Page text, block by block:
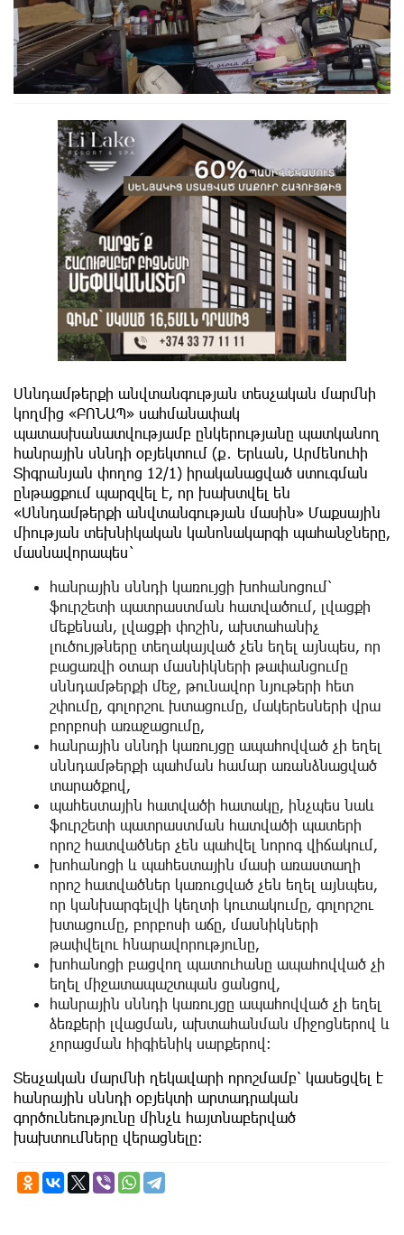
Սննդամթերքի անվտանգության տեսչական մարմնի
կողմից «ԲՈՆԱՊ» սահմանափակ
պատասխանատվությամբ ընկերությանը պատկանող
հանրային սննդի օբյեկտում (ք․ Երևան, Արմենուհի
Տիգրանյան փողոց 12/1) իրականացված ստուգման
ընթացքում պարզվել է, որ խախտվել են
«Սննդամթերքի անվտանգության մասին» Մաքսային
միության տեխնիկական կանոնակարգի պահանջները,
մասնավորապես`
հանրային սննդի կառույցի խոհանոցում՝
ֆուրշետի պատրաստման հատվածում, լվացքի
մեքենան, լվացքի փոշին, ախտահանիչ
լուծույթները տեղակայված չեն եղել այնպես, որ
բացառվի օտար մասնիկների թափանցումը
սննդամթերքի մեջ, թունավոր նյութերի հետ
շփումը, գոլորշու խտացումը, մակերեսների վրա
բորբոսի առաջացումը,
հանրային սննդի կառույցը ապահովված չի եղել
սննդամթերքի պահման համար առանձնացված
տարածքով,
պահեստային հատվածի հատակը, ինչպես նաև
ֆուրշետի պատրաստման հատվածի պատերի
որոշ հատվածներ չեն պահվել նորոգ վիճակում,
խոհանոցի և պահեստային մասի առաստաղի
որոշ հատվածներ կառուցված չեն եղել այնպես,
որ կանխարգելվի կեղտի կուտակումը, գոլորշու
խտացումը, բորբոսի աճը, մասնիկների
թափվելու հնարավորությունը,
խոհանոցի բացվող պատուհանը ապահովված չի
եղել միջատապաշտպան ցանցով,
հանրային սննդի կառույցը ապահովված չի եղել
ձեռքերի լվացման, ախտահանման միջոցներով և
չորացման հիգիենիկ սարքերով։
Տեսչական մարմնի ղեկավարի որոշմամբ՝ կասեցվել է
հանրային սննդի օբյեկտի արտադրական
գործունեությունը մինչև հայտնաբերված
խախտումները վերացնելը: